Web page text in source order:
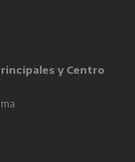
y Centro